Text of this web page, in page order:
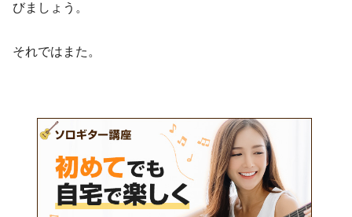
びましょう。
それではまた。